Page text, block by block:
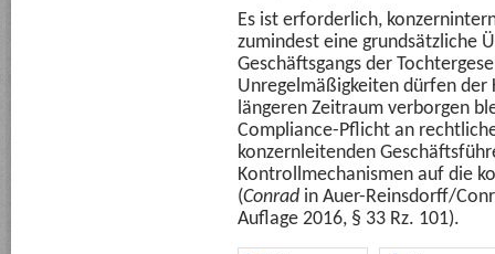
Es ist erforderlich,
zumindest eine grundsätzliche
Geschäftsgangs der
Unregelmäßigkeiten dürfen
längeren Zeitraum verborgen
Compliance-Pflicht an
konzernleitenden
Kontrollmechanismen auf die
(Conrad in Auer-Reinsdorff/
Auflage 2016, § 33 Rz. 101).